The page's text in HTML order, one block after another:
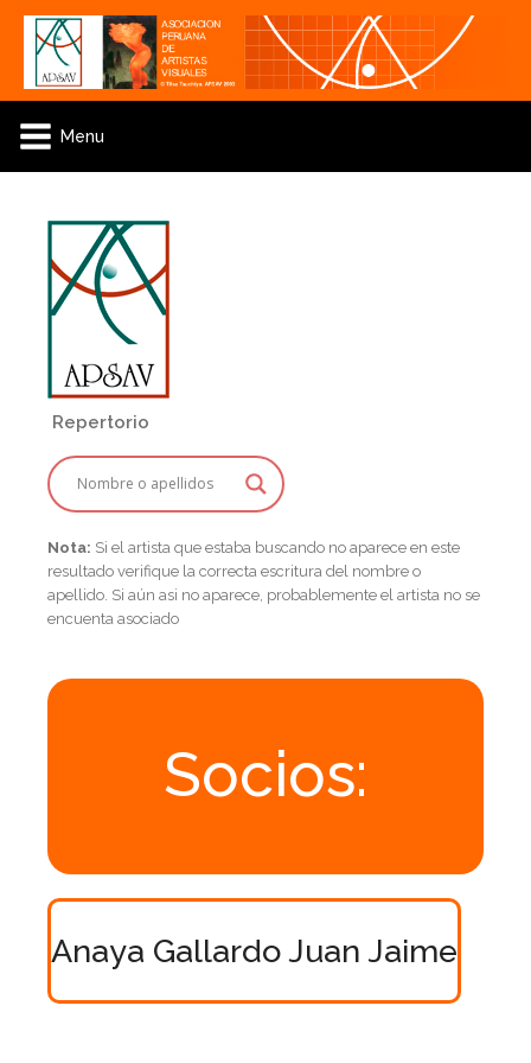
Menu
Repertorio
Nota: Si el artista que estaba buscando no aparece en este
resultado verifique la correcta escritura del nombre o
apellido. Si aún asi no aparece, probablemente el artista no se
encuenta asociado
Socios:
Anaya Gallardo Juan Jaime